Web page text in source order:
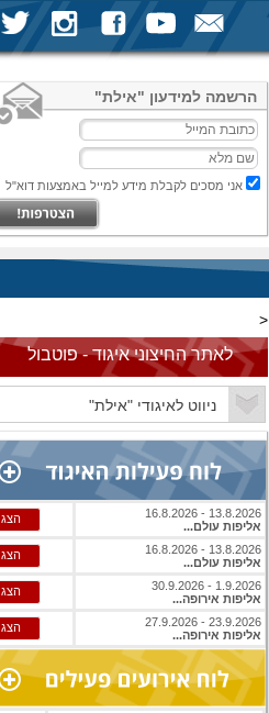
הרשמה למידעון "אילת"
אני מסכים לקבלת מידע למייל באמצעות דוא"ל
<
לאתר החיצוני איגוד - פוטבול
13.8.2026 - 16.8.2026
אליפות עולם...
הצג
13.8.2026 - 16.8.2026
אליפות עולם...
הצג
1.9.2026 - 30.9.2026
אליפות אירופה...
הצג
23.9.2026 - 27.9.2026
אליפות אירופה...
הצג